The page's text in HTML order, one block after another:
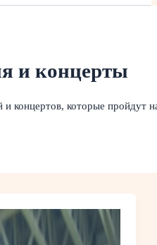
и концерты
концертов, которые пройдут